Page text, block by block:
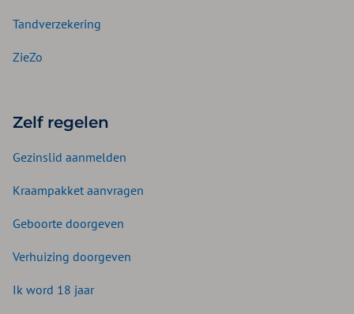
Tandverzekering
ZieZo
Zelf regelen
Gezinslid aanmelden
Kraampakket aanvragen
Geboorte doorgeven
Verhuizing doorgeven
Ik word 18 jaar